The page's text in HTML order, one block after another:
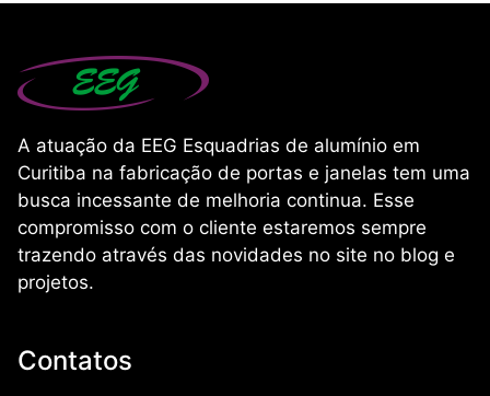
A atuação da EEG Esquadrias de alumínio em
Curitiba na fabricação de portas e janelas tem uma
busca incessante de melhoria continua. Esse
compromisso com o cliente estaremos sempre
trazendo através das novidades no site no blog e
projetos.
Contatos